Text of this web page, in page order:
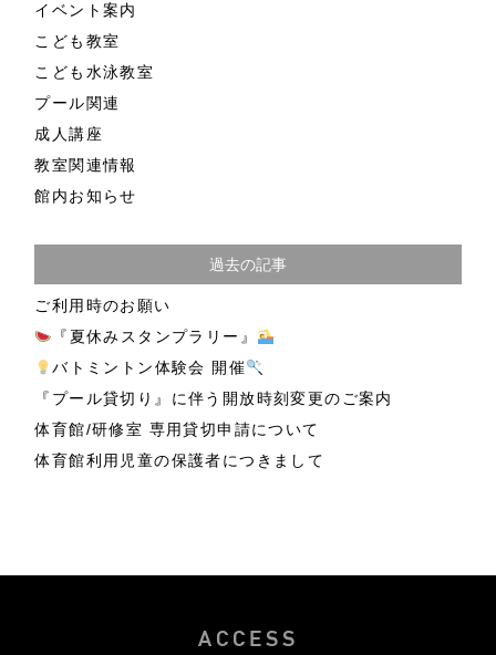
イベント案内
こども教室
こども水泳教室
プール関連
成人講座
教室関連情報
館内お知らせ
過去の記事
ご利用時のお願い
『夏休みスタンプラリー』
バトミントン体験会 開催
『プール貸切り』に伴う開放時刻変更のご案内
体育館/研修室 専用貸切申請について
体育館利用児童の保護者につきまして
ACCESS